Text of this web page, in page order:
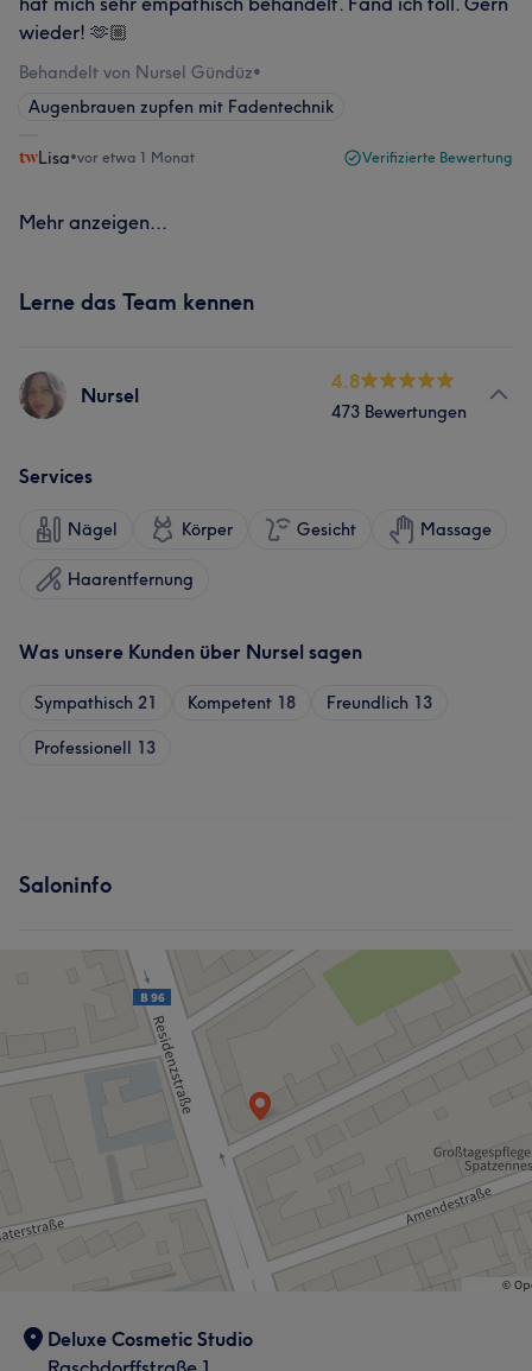
wieder! 🫶🏼
Behandelt von Nursel Gündüz•
Augenbrauen zupfen mit Fadentechnik
Lisa•vor etwa 1 Monat Verifizierte Bewertung
Mehr anzeigen...
Lerne das Team kennen
Nursel
4.8
473 Bewertungen
Services
Nägel Körper Gesicht Massage
Haarentfernung
Was unsere Kunden über Nursel sagen
Sympathisch 21 Kompetent 18 Freundlich 13
Professionell 13
Saloninfo
Deluxe Cosmetic Studio